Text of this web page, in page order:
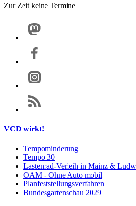
Zur Zeit keine Termine
VCD wirkt!
Tempominderung
Tempo 30
Lastenrad-Verleih in Mainz &
OAM - Ohne Auto mobil
Planfeststellungsverfahren
Bundesgartenschau 2029